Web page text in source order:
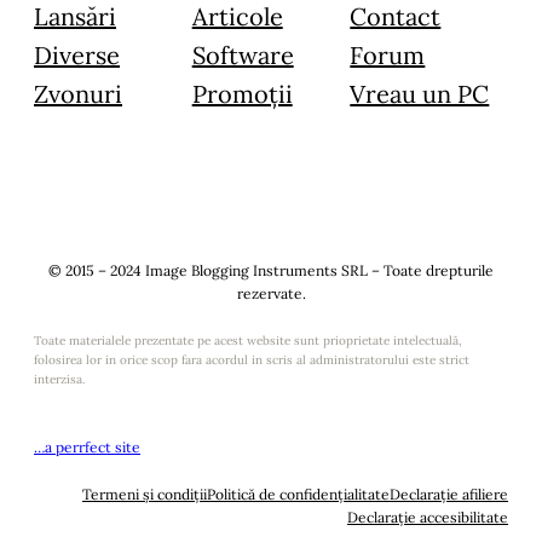
Lansări
Diverse
Zvonuri
Articole
Software
Promoții
Contact
Forum
Vreau un PC
© 2015 – 2024 Image Blogging Instruments SRL – Toate drepturile
rezervate.
Toate materialele prezentate pe acest website sunt prioprietate intelectuală,
folosirea lor in orice scop fara acordul in scris al administratorului este strict
interzisa.
…a perrfect site
Termeni și condițiiPolitică de confidențialitateDeclarație afiliere
Declarație accesibilitate